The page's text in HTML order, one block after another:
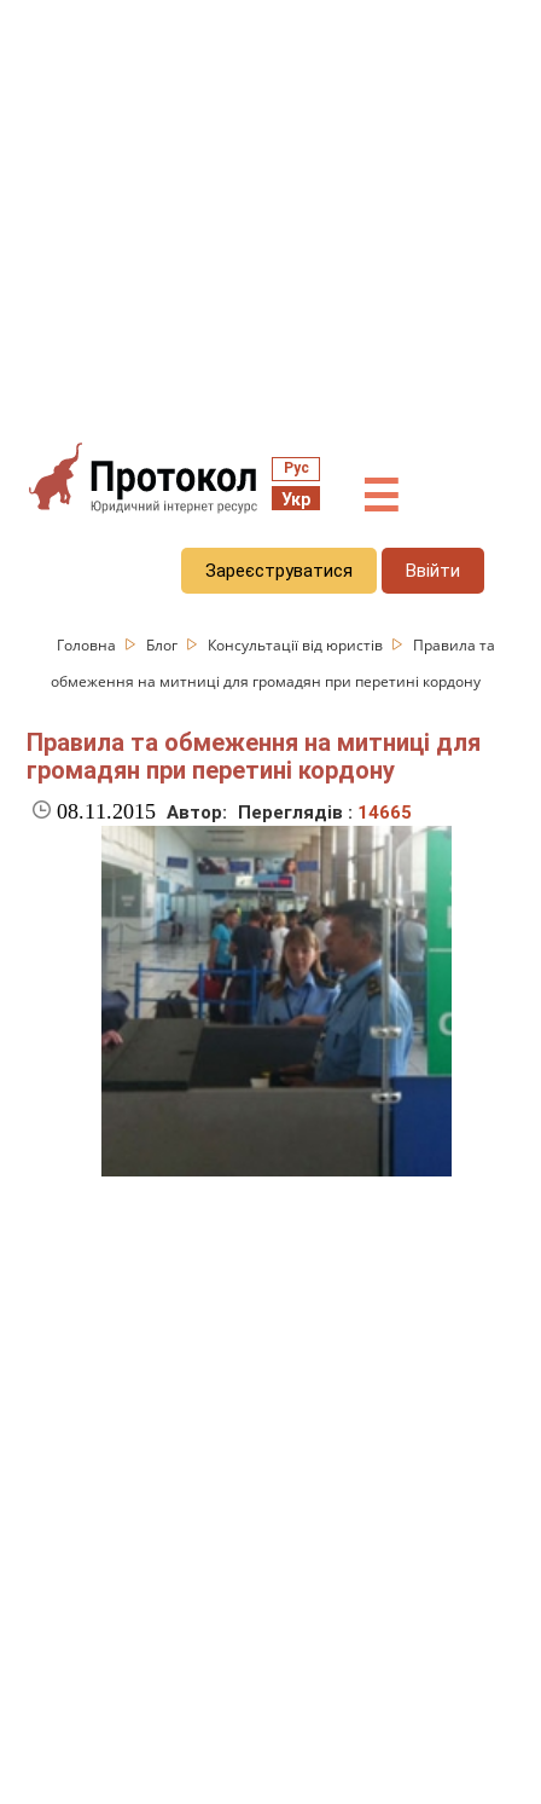
Рус
Укр ☰
Зареєструватися Ввійти
Головна Блог Консультації від юристів
Правила та
обмеження на митниці для громадян при перетині кордону
Правила та обмеження на митниці для
громадян при перетині кордону
08.11.2015 Автор: Переглядів : 14665